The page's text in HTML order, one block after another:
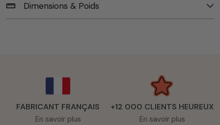
straighten Dimensions & Poids
FABRICANT FRANÇAIS
En savoir plus
+12 000 CLIENTS HEUREUX
En savoir plus